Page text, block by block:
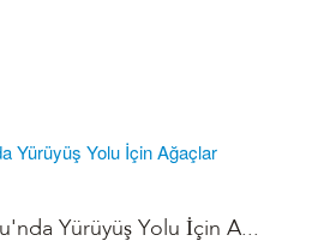
Yürüyüş Yolu İçin A...